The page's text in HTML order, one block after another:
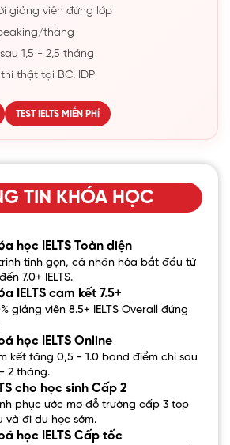
giảng viên đứng lớp
tháng
1,5 - 2,5 tháng
thật tại BC, IDP
TEST IELTS MIỄN PHÍ
TIN KHÓA HỌC
học IELTS Toàn diện
tinh gọn, cá nhân hóa bắt đầu từ
7.0+ IELTS.
IELTS cam kết 7.5+
giảng viên 8.5+ IELTS Overall đứng
học IELTS Online
kết tăng 0,5 - 1.0 band điểm chỉ sau
2 tháng.
cho học sinh Cấp 2
phục ước mơ đỗ trường cấp 3 top
và đi du học sớm.
học IELTS Cấp tốc